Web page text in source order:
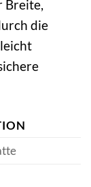
Breite,
die